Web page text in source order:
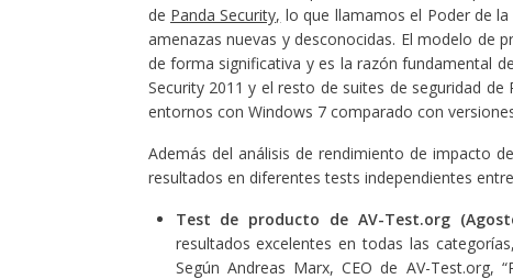
de Panda Security, lo que llamamos el Poder de
amenazas nuevas y desconocidas. El modelo de
de forma significativa y es la razón fundamental
Security 2011 y el resto de suites de seguridad
entornos con Windows 7 comparado con
Además del análisis de rendimiento de impacto
resultados en diferentes tests independientes
Test de producto de AV-Test.org
resultados excelentes en todas las
Según Andreas Marx, CEO de AV-Test.org,